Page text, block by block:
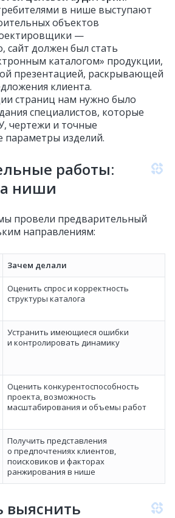
в нише выступают
объектов
—
сайт должен был стать
каталогом» продукции,
презентацией, раскрывающей
клиента.
страниц нам нужно было
специалистов, которые
чертежи и точные
параметры изделий.
работы:
ниши
провели предварительный
направлениям:
Зачем делали
Оценить спрос и корректность
структуры каталога
Устранить имеющиеся ошибки
и контролировать динамику
Оценить конкурентоспособность
проекта, возможность
масштабирования и объемы работ
Получить представления
о предпочтениях клиентов,
поисковиков и факторах
ранжирования в нише
выяснить